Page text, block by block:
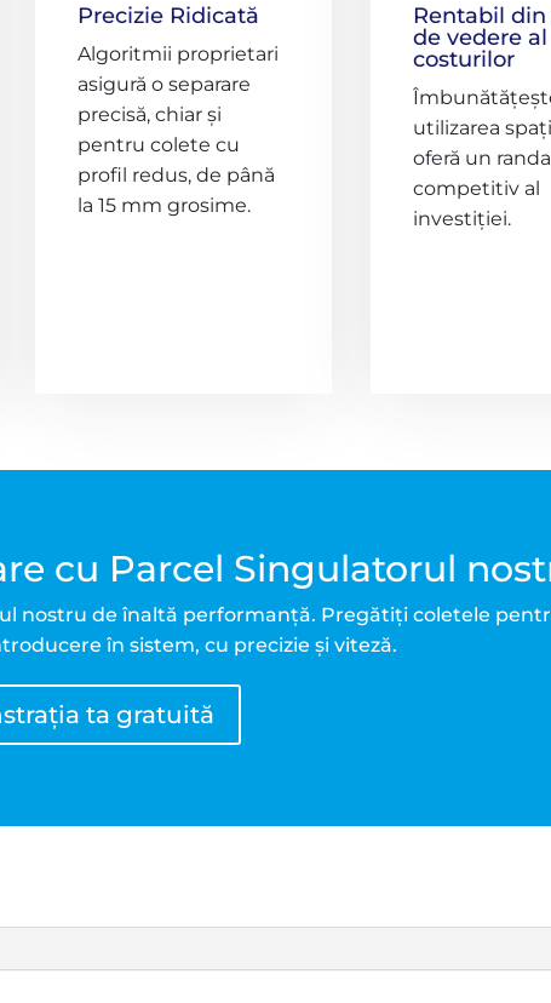
Precizie Ridicată
Algoritmii proprietari
asigură o separare
precisă, chiar și
pentru colete cu
profil redus, de până
la 15 mm grosime.
Rentabil
de vedere al
costurilor
utilizarea
oferă un
competitiv al
investiției.
cu Parcel Singulatorul
nostru de înaltă performanță. Pregătiți coletele
în sistem, cu precizie și viteză.
ta gratuită